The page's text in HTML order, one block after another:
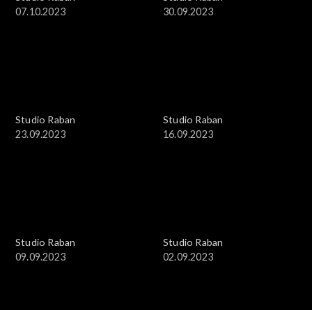
07.10.2023
30.09.2023
Studio Raban
23.09.2023
Studio Raban
16.09.2023
Studio Raban
09.09.2023
Studio Raban
02.09.2023